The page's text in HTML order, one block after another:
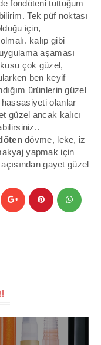
fondöteni tuttuğum
Tek püf noktası
için,
kalıp gibi
aşaması
çok güzel,
ben keyif
ürünlerin güzel
olanlar
güzel ancak kalıcı
dövme, leke, iz
yapmak için
gayet güzel